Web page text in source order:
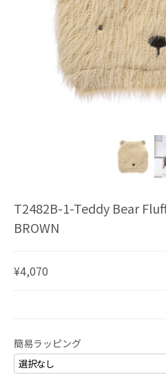
T2482B-1-Teddy Bear
BROWN
¥4,070
簡易ラッピング